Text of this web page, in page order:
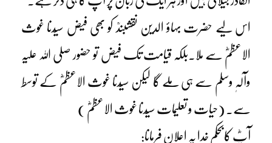
اس لیے حضرت بہاؤ الدین نقشبندؒ کو بھی فیض سیّدنا غوث
الاعظمؓ سے ملا۔بلکہ قیامت تک فیض تو حضور صلی اللہ علیہ
وآلہٖ وسلم سے ہی ملے گا لیکن سیّدنا غوث الاعظمؓ کے توسط
سے۔ (حیات و تعلیمات سیّدنا غوث الاعظمؓ )
آپؓ کابحکمِ خدا یہ اعلان فرمانا: